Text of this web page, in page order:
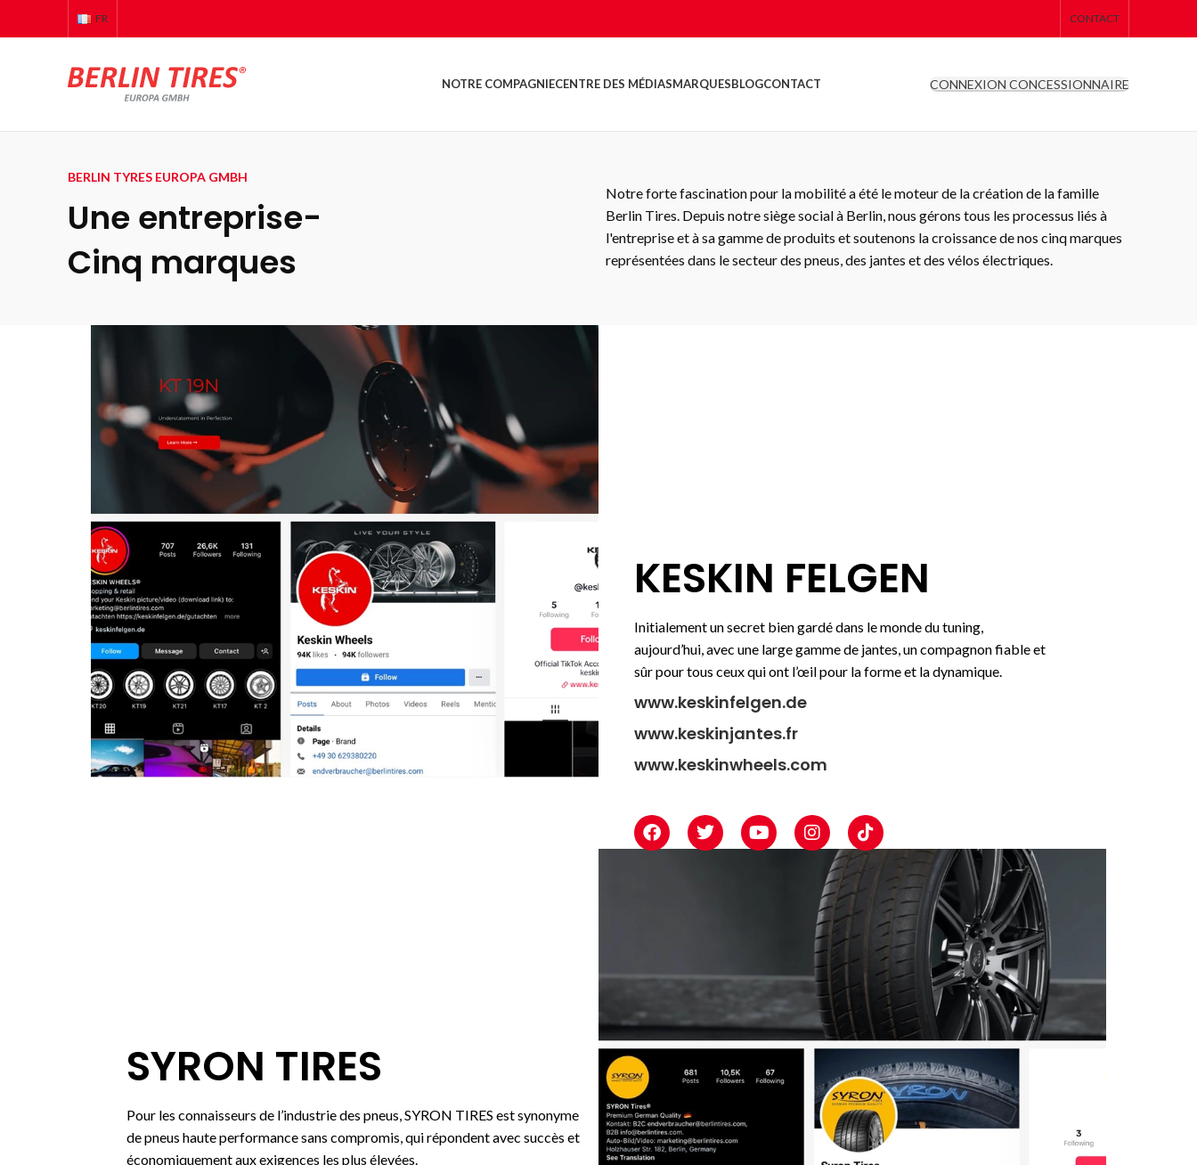
FR CONTACT
NOTRE COMPAGNIECENTRE DES MÉDIASMARQUESBLOGCONTACT CONNEXION CONCESSIONNAIRE
BERLIN TYRES EUROPA GMBH
Une entreprise-
Cinq marques
Notre forte fascination pour la mobilité a été le moteur de la création de la famille
Berlin Tires. Depuis notre siège social à Berlin, nous gérons tous les processus liés à
l'entreprise et à sa gamme de produits et soutenons la croissance de nos cinq marques
représentées dans le secteur des pneus, des jantes et des vélos électriques.
KESKIN FELGEN
Initialement un secret bien gardé dans le monde du tuning,
aujourd’hui, avec une large gamme de jantes, un compagnon fiable et
sûr pour tous ceux qui ont l’œil pour la forme et la dynamique.
www.keskinfelgen.de
www.keskinjantes.fr
www.keskinwheels.com
SYRON TIRES
Pour les connaisseurs de l’industrie des pneus, SYRON TIRES est synonyme
de pneus haute performance sans compromis, qui répondent avec succès et
économiquement aux exigences les plus élevées.